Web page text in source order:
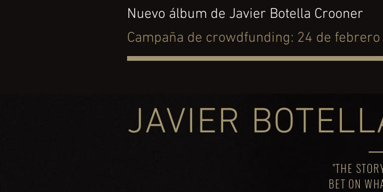
Nuevo álbum de Javier Botella Crooner
Campaña de crowdfunding: 24 de febrero
JAVIER
"THE
BET ON